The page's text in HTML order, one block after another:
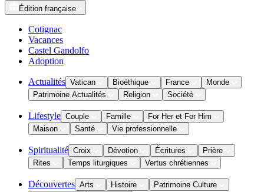
Édition française
Cotignac
Vacances
Castel Gandolfo
Adoption
Actualités Vatican Bioéthique France
Monde
Patrimoine Actualités
Religion Société
Lifestyle Couple Famille
For Her et For Him
Maison
Santé Vie professionnelle
Spiritualité Croix Dévotion Écritures
Prière
Rites
Temps liturgiques Vertus chrétiennes
Découvertes Arts Histoire
Patrimoine Culture